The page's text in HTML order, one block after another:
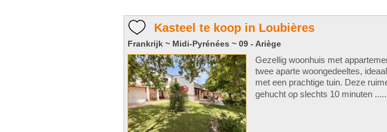
Kasteel te koop in Loubières
Frankrijk ~ Midi-Pyrénées ~ 09 - Ariège
Gezellig woonhuis met
twee aparte woongedeeltes,
met een prachtige tuin. Deze
gehucht op slechts 10 minuten .....